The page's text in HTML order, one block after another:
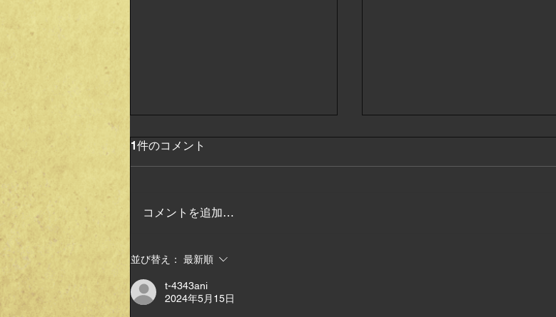
内海英華の会ご来場ありがと
1件のコメント
コメントを追加…
並び替え： 最新順
t-4343ani
2024年5月15日